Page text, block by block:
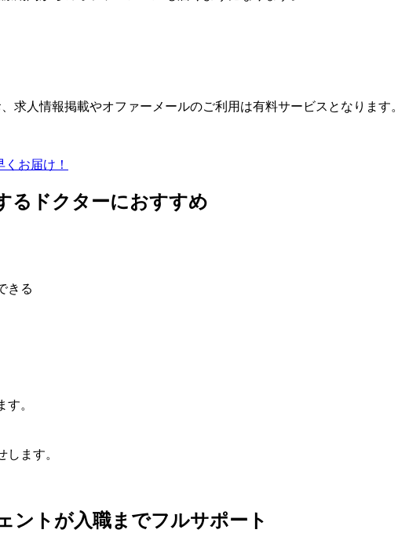
求人情報掲載やオファーメールのご利用は有料サービスとなります。
るドクターにおすすめ
きる
。
ます。
ントが入職までフルサポート